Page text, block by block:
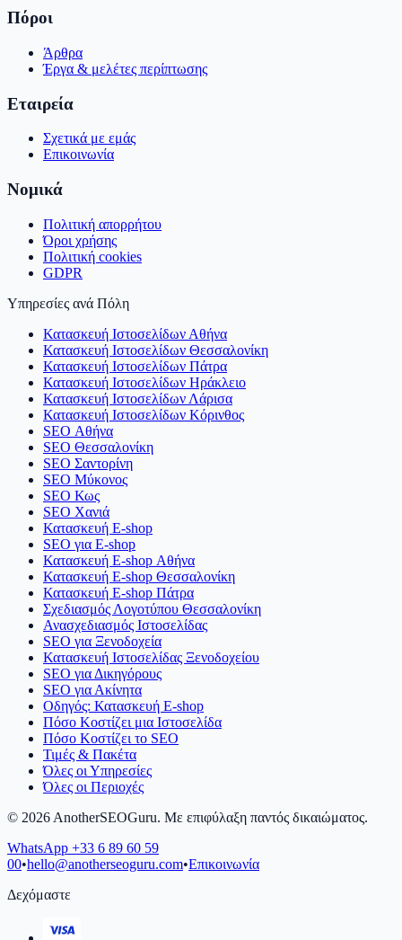
Πόροι
Άρθρα
Έργα & μελέτες περίπτωσης
Εταιρεία
Σχετικά με εμάς
Επικοινωνία
Νομικά
Πολιτική απορρήτου
Όροι χρήσης
Πολιτική cookies
GDPR
Υπηρεσίες ανά Πόλη
Κατασκευή Ιστοσελίδων Αθήνα
Κατασκευή Ιστοσελίδων Θεσσαλονίκη
Κατασκευή Ιστοσελίδων Πάτρα
Κατασκευή Ιστοσελίδων Ηράκλειο
Κατασκευή Ιστοσελίδων Λάρισα
Κατασκευή Ιστοσελίδων Κόρινθος
SEO Αθήνα
SEO Θεσσαλονίκη
SEO Σαντορίνη
SEO Μύκονος
SEO Κως
SEO Χανιά
Κατασκευή E-shop
SEO για E-shop
Κατασκευή E-shop Αθήνα
Κατασκευή E-shop Θεσσαλονίκη
Κατασκευή E-shop Πάτρα
Σχεδιασμός Λογοτύπου Θεσσαλονίκη
Ανασχεδιασμός Ιστοσελίδας
SEO για Ξενοδοχεία
Κατασκευή Ιστοσελίδας Ξενοδοχείου
SEO για Δικηγόρους
SEO για Ακίνητα
Οδηγός: Κατασκευή E-shop
Πόσο Κοστίζει μια Ιστοσελίδα
Πόσο Κοστίζει το SEO
Τιμές & Πακέτα
Όλες οι Υπηρεσίες
Όλες οι Περιοχές
© 2026 AnotherSEOGuru. Με επιφύλαξη παντός δικαιώματος.
WhatsApp +33 6 89 60 59
00•hello@anotherseoguru.com•Επικοινωνία
Δεχόμαστε